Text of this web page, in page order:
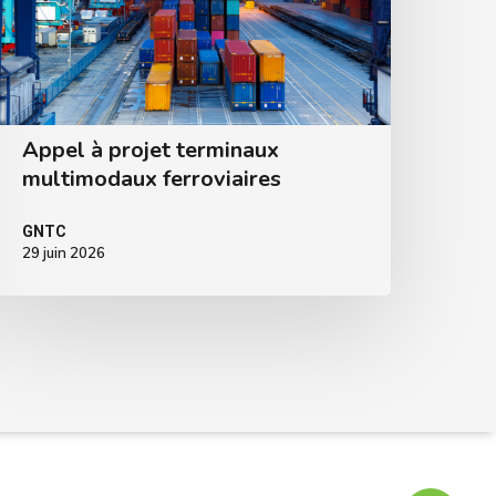
Appel à projet terminaux
multimodaux ferroviaires
GNTC
29 juin 2026